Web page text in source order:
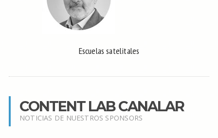
Escuelas satelitales
CONTENT LAB CANALAR
NOTICIAS DE NUESTROS SPONSORS